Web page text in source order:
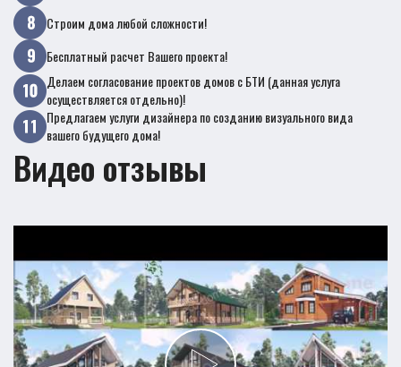
Строим дома любой сложности!
Бесплатный расчет Вашего проекта!
Делаем согласование проектов домов с БТИ (данная услуга
осуществляется отдельно)!
Предлагаем услуги дизайнера по созданию визуального вида
вашего будущего дома!
Видео отзывы